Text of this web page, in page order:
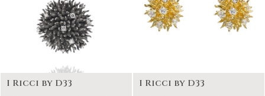
I Ricci by D33 I Ricci by D33